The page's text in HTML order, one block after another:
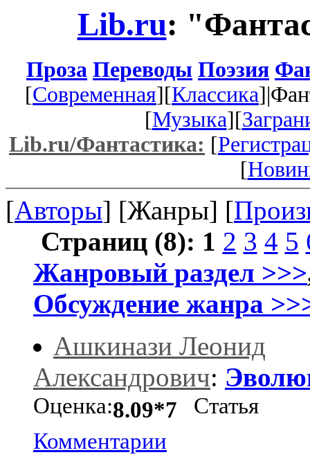
Lib.ru:
Проза Переводы Поэзия
[Современная][Классика
[Музыка][
Lib.ru/Фантастика: [
[
[Авторы] [Жанры] [
Страниц (8): 1 2 3 4 5
Жанровый раздел >>>
Обсуждение жанра
Ашкинази Леонид
Александрович:
Оценка:8.09*7 Статья
Комментарии